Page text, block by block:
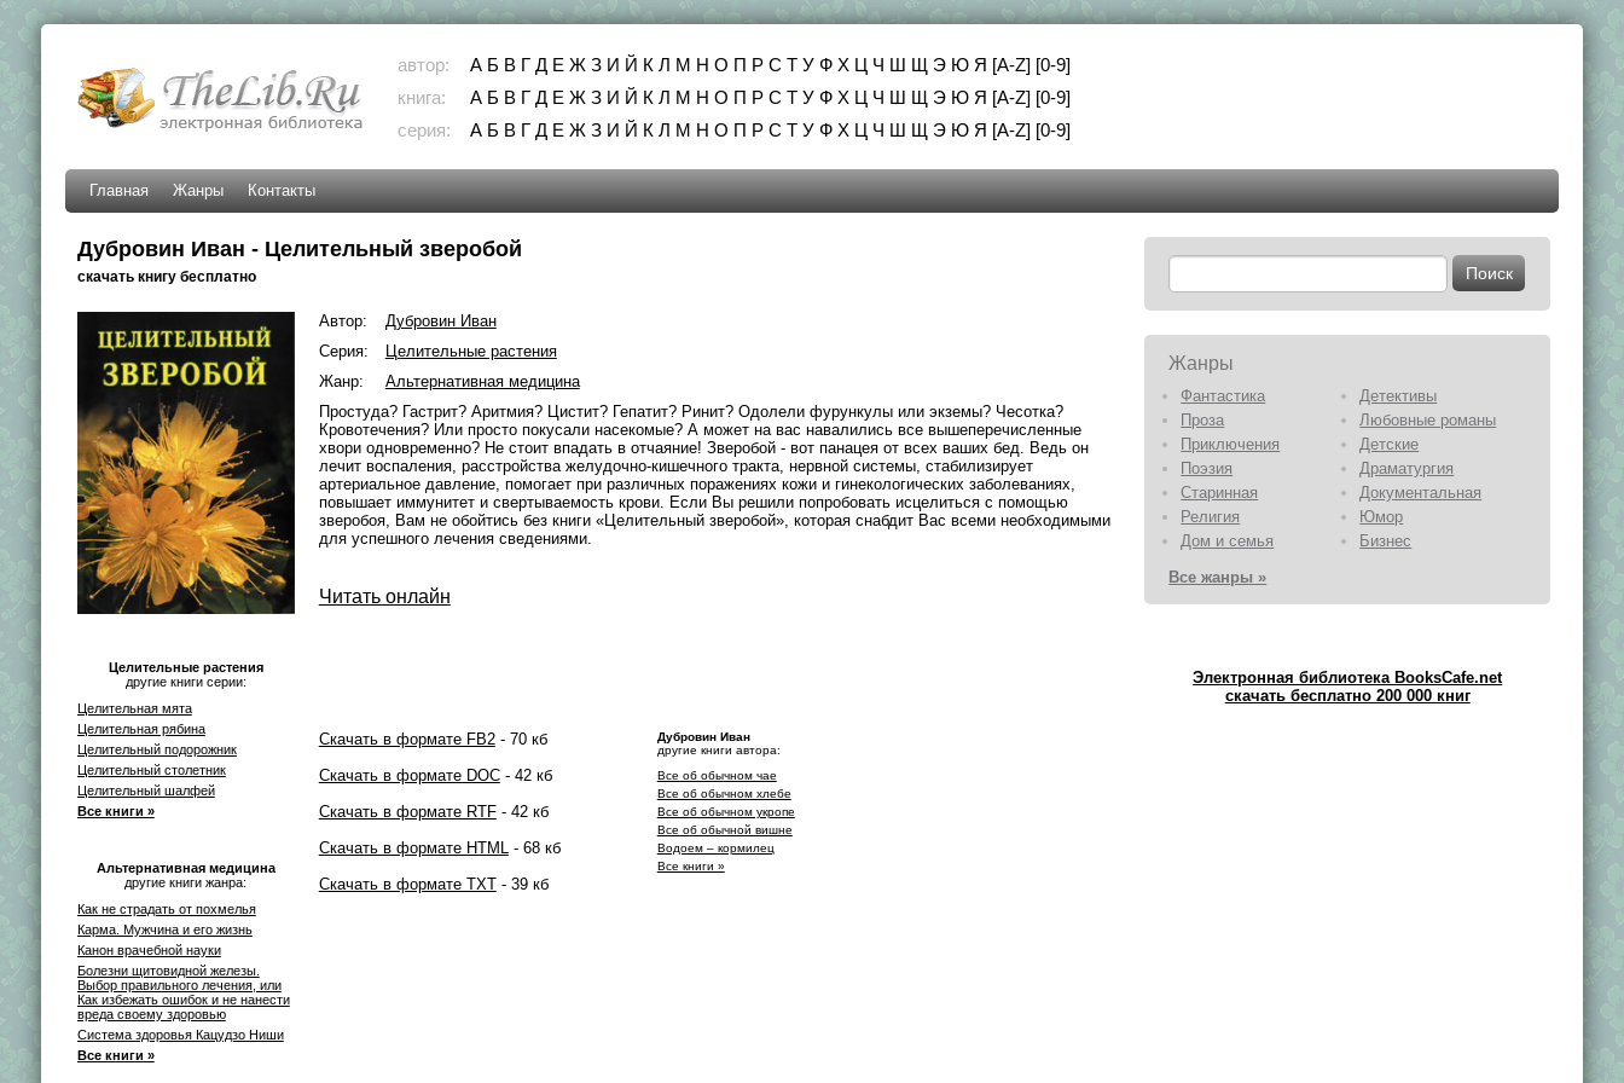
автор: А Б В Г Д Е Ж З И Й К Л М Н О П Р С Т У Ф Х Ц Ч Ш Щ Э Ю Я [A-Z] [0-9]
книга:
А Б В Г Д Е Ж З И Й К Л М Н О П Р С Т У Ф Х Ц Ч Ш Щ Э Ю Я [A-Z] [0-9]
серия:
А Б В Г Д Е Ж З И Й К Л М Н О П Р С Т У Ф Х Ц Ч Ш Щ Э Ю Я [A-Z] [0-9]
Главная Жанры Контакты
Дубровин Иван - Целительный зверобой
скачать книгу бесплатно
Целительные растения
другие книги серии:
Целительная мята
Целительная рябина
Целительный подорожник
Целительный столетник
Целительный шалфей
Все книги »
Альтернативная медицина
другие книги жанра:
Как не страдать от похмелья
Карма. Мужчина и его жизнь
Канон врачебной науки
Болезни щитовидной железы.
Выбор правильного лечения, или
Как избежать ошибок и не нанести
вреда своему здоровью
Система здоровья Кацудзо Ниши
Все книги »
Автор:
Дубровин Иван
Серия:
Целительные растения
Жанр:
Альтернативная медицина
Простуда? Гастрит? Аритмия? Цистит? Гепатит? Ринит? Одолели фурункулы или экземы? Чесотка?
Кровотечения? Или просто покусали насекомые? А может на вас навалились все вышеперечисленные
хвори одновременно? Не стоит впадать в отчаяние! Зверобой - вот панацея от всех ваших бед. Ведь он
лечит воспаления, расстройства желудочно-кишечного тракта, нервной системы, стабилизирует
артериальное давление, помогает при различных поражениях кожи и гинекологических заболеваниях,
повышает иммунитет и свертываемость крови. Если Вы решили попробовать исцелиться с помощью
зверобоя, Вам не обойтись без книги «Целительный зверобой», которая снабдит Вас всеми необходимыми
для успешного лечения сведениями.
Читать онлайн
Скачать в формате FB2- 70 кб
Скачать в формате DOC- 42 кб
Скачать в формате RTF- 42 кб
Скачать в формате HTML- 68 кб
Скачать в формате TXT- 39 кб
Дубровин Иван
другие книги автора:
Все об обычном чае
Все об обычном хлебе
Все об обычном укропе
Все об обычной вишне
Водоем – кормилец
Все книги »
Жанры
Фантастика
Детективы
Проза
Любовные романы
Приключения
Детские
Поэзия
Драматургия
Старинная
Документальная
Религия
Юмор
Дом и семья
Бизнес
Все жанры »
Электронная библиотека BooksCafe.net
скачать бесплатно 200 000 книг